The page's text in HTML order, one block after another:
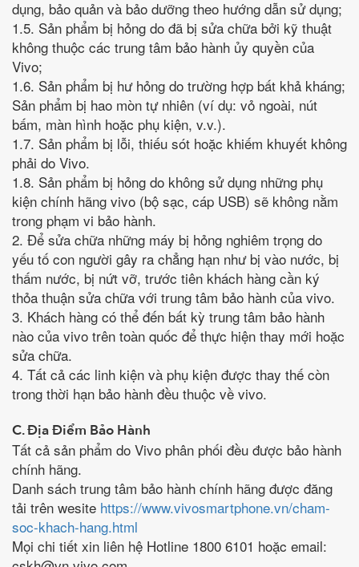
dụng, bảo quản và bảo dưỡng theo hướng dẫn sử dụng;
1.5. Sản phẩm bị hỏng do đã bị sửa chữa bởi kỹ thuật
không thuộc các trung tâm bảo hành ủy quyền của
Vivo;
1.6. Sản phẩm bị hư hỏng do trường hợp bất khả kháng;
Sản phẩm bị hao mòn tự nhiên (ví dụ: vỏ ngoài, nút
bấm, màn hình hoặc phụ kiện, v.v.).
1.7. Sản phẩm bị lỗi, thiếu sót hoặc khiếm khuyết không
phải do Vivo.
1.8. Sản phẩm bị hỏng do không sử dụng những phụ
kiện chính hãng vivo (bộ sạc, cáp USB) sẽ không nằm
trong phạm vi bảo hành.
2. Để sửa chữa những máy bị hỏng nghiêm trọng do
yếu tố con người gây ra chẳng hạn như bị vào nước, bị
thấm nước, bị nứt vỡ, trước tiên khách hàng cần ký
thỏa thuận sửa chữa với trung tâm bảo hành của vivo.
3. Khách hàng có thể đến bất kỳ trung tâm bảo hành
nào của vivo trên toàn quốc để thực hiện thay mới hoặc
sửa chữa.
4. Tất cả các linh kiện và phụ kiện được thay thế còn
trong thời hạn bảo hành đều thuộc về vivo.
C. Địa Điểm Bảo Hành
Tất cả sản phẩm do Vivo phân phối đều được bảo hành
chính hãng.
Danh sách trung tâm bảo hành chính hãng được đăng
tải trên wesite https://www.vivosmartphone.vn/cham-
soc-khach-hang.html
Mọi chi tiết xin liên hệ Hotline 1800 6101 hoặc email: